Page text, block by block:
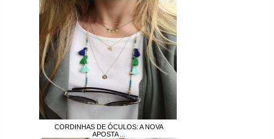
CORDINHAS DE ÓCULOS: A NOVA
APOSTA ...